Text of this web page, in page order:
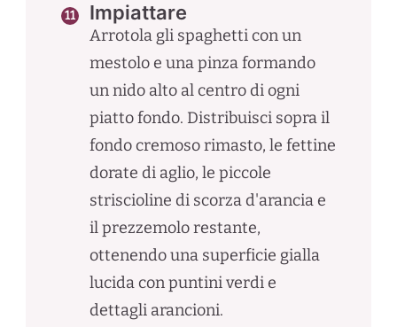
Impiattare
Arrotola gli spaghetti con un
mestolo e una pinza formando
un nido alto al centro di ogni
piatto fondo. Distribuisci sopra il
fondo cremoso rimasto, le fettine
dorate di aglio, le piccole
striscioline di scorza d'arancia e
il prezzemolo restante,
ottenendo una superficie gialla
lucida con puntini verdi e
dettagli arancioni.